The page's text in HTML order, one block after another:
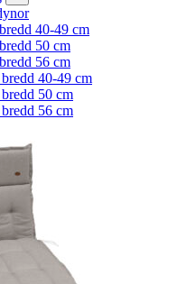
40-49 cm
50 cm
56 cm
40-49 cm
50 cm
56 cm